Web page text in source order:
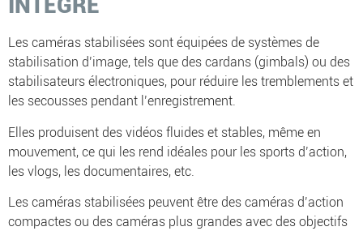
INTÉGRÉ
Les caméras stabilisées sont équipées de systèmes de
stabilisation d’image, tels que des cardans (gimbals) ou des
stabilisateurs électroniques, pour réduire les tremblements et
les secousses pendant l’enregistrement.
Elles produisent des vidéos fluides et stables, même en
mouvement, ce qui les rend idéales pour les sports d’action,
les vlogs, les documentaires, etc.
Les caméras stabilisées peuvent être des caméras d’action
compactes ou des caméras plus grandes avec des objectifs